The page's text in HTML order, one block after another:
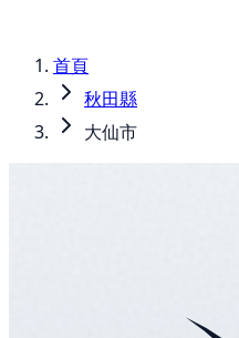
首頁
秋田縣
大仙市